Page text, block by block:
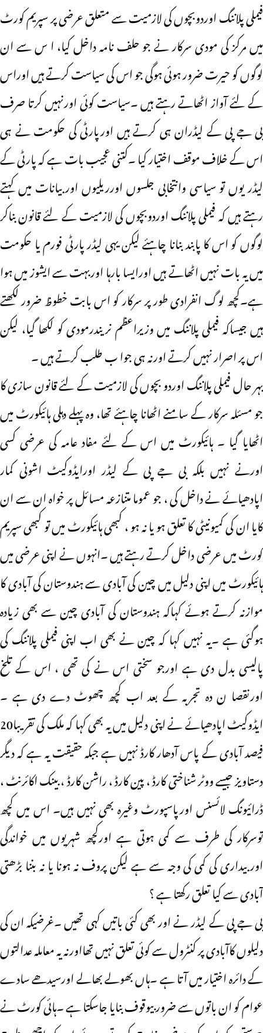
فیملی پلاننگ اوردوبچوں کی لازمیت سے متعلق عرضی پر سپریم کورٹ
میں مرکز کی مودی سرکار نے جو حلف نامہ داخل کیا، ا س سے ان
لوگوں کو حیرت ضرور ہوئی ہوگی جو اس کی سیاست کرتے ہیں اوراس
کے لئے آواز اٹھاتے رہتے ہیں ۔سیاست کوئی اورنہیں کرتا صرف
بی جے پی کے لیڈران ہی کرتے ہیں اورپارٹی کی حکومت نے ہی
اس کے خلاف موقف اختیار کیا ۔کتنی عجیب بات ہے کہ پارٹی کے
لیڈر یوں تو سیاسی وانتخابی جلسوں اورریلیوں اور بیانات میں کہتے
رہتے ہیں کہ فیملی پلاننگ اوردوبچوں کی لازمیت کے لئے قانون بناکر
لوگوں کو اس کا پابند بنانا چاہئے لیکن یہی لیڈر پارٹی فورم یا حکومت
میں یہ بات نہیں اٹھاتے ہیں اورایسا بارہا اوربہت سے ایشوز میں ہوا
ہے۔کچھ لوگ انفرادی طور پر سرکار کو اس بابت خطوظ ضرور لکھتے
ہیں جیساکہ فیملی پلاننگ میں وزیراعظم نریندرمودی کو لکھا گیا، لیکن
اس پر اصرار نہیں کرتے اورنہ ہی جوا ب طلب کرتے ہیں ۔
بہر حال فیملی پلاننگ اوردو بچوں کی لازمیت کے لئے قانون سازی کا
جو مسئلہ سرکار کے سامنے اٹھانا چاہئے تھا، وہ پہلے دہلی ہائیکورٹ میں
اٹھایا گیا ۔ ہائیکورٹ میں اس کے لئے مفاد عامہ کی عرضی کسی
اورنے نہیں بلکہ بی جے پی کے لیڈر اورایڈوکیٹ اشونی کمار
اپادھیائے نے داخل کی ، جو عموما متنازعہ مسائل پر خواہ ان سے ان
کایا ان کی کمیونیٹی کا تعلق ہو یا نہ ہو ، کبھی ہائیکورٹ میں تو کبھی سپریم
کورٹ میں عرضی داخل کرتے رہتے ہیں ۔انہوں نے اپنی عرضی میں
ہائیکورٹ میں اپنی دلیل میں چین کی آبادی سے ہندوستان کی آبادی کا
موازنہ کرتے ہوئے کہاکہ ہندوستان کی آبادی چین سے بھی زیادہ
ہوگئی ہے ۔یہ نہیں کہا کہ چین نے بھی اب اپنی فیملی پلاننگ کی
پالیسی بدل دی ہے اورجو سختی اس نے کی تھی ، اس کے تلخ
اورنقصا ن دہ تجربہ کے بعد اب کچھ چھوٹ دے دی ہے ۔
ایڈوکیٹ اپادھیائے نے اپنی دلیل میں یہ بھی کہا کہ ملک کی تقریبا20
فیصد آبادی کے پاس آدھار کارڈ نہیں ہے جبکہ حقیقت یہ ہے کہ دیگر
دستاویز جیسے ووٹر شناختی کارڈ ، پین کارڈ ، راشن کارڈ ، بینک اکائرنٹ ،
ڈرائیونگ لائسنس اورپاسپورٹ وغیرہ بھی نہیں ہیں۔ اس میں کچھ
توسرکار کی طرف سے کمی ہوتی ہے اورکچھ شہریوں میں خواندگی
اوربیداری کی کمی کی وجہ سے ہے لیکن پروف نہ ہونا یا نہ بننا بڑھتی
آبادی سے کیا تعلق رکھتا ہے ؟
بی جے پی کے لیڈر نے اور بھی کئی باتیں کہی تھیں ۔غرضیکہ ان کی
دلیلوں کاآبادی پر کنٹرول سے کوئی تعلق نہیں تھااورنہ یہ معاملہ عدالتوں
کے دائرہ اختیار میں آتا ہے ۔ہاں بھولے بھالے اورسیدھے سادے
عوام کو ان باتوں سے ضرور بیوقوف بنایا جاسکتا ہے ۔ہائی کورٹ نے